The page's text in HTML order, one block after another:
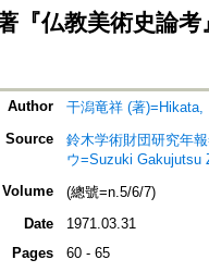
『仏教美術史論
Author
干潟竜祥 (著)=Hikata,
Source
鈴木学術財団研究年
ウ=Suzuki Gakujutsu
Volume
(總號=n.5/6/7)
Date
1971.03.31
Pages
60 - 65